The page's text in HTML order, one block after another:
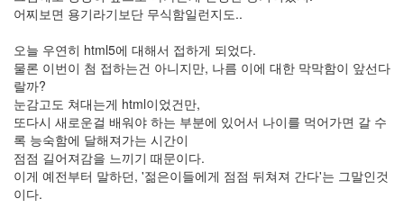
어찌보면 용기라기보단 무식함일런지도..
오늘 우연히 html5에 대해서 접하게 되었다.
물론 이번이 첨 접하는건 아니지만, 나름 이에 대한 막막함이 앞선다
랄까?
눈감고도 쳐대는게 html이었건만,
또다시 새로운걸 배워야 하는 부분에 있어서 나이를 먹어가면 갈 수
록 능숙함에 달해져가는 시간이
점점 길어져감을 느끼기 때문이다.
이게 예전부터 말하던, '젊은이들에게 점점 뒤쳐져 간다'는 그말인것
이다.
클
수
박
가
슴
Firefox
희
본
스